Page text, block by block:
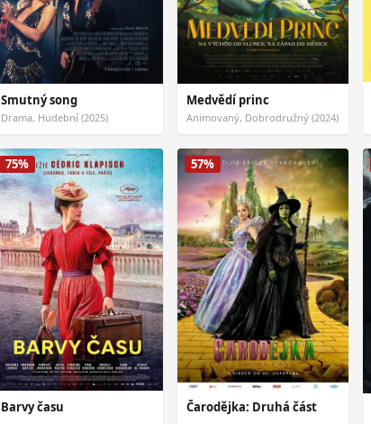
Smutný song
Drama, Hudební (2025)
Medvědí princ
Animovaný, Dobrodružný (2024)
75%
Barvy času
57%
Čarodějka: Druhá část